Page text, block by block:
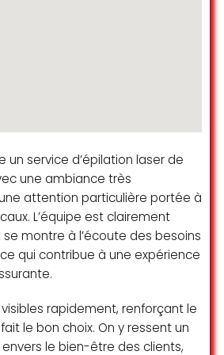
que j’ai eu le plaisir de
Lyv. Elle a su sublimer la
avec un maquillage doux,
et parfaitement adapté,
en valeur sa beauté sans
la masquer. Un vrai coup de
pour son talent et sa
!
Lyv
Victor Groult
un service d’épilation laser de
une ambiance très
attention particulière portée à
L’équipe est clairement
montre à l’écoute des besoins
qui contribue à une expérience
rapidement, renforçant le
le bon choix. On y ressent un
le bien-être des clients,